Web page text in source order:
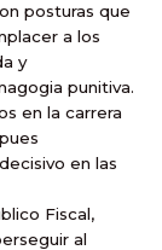
posturas que
a los
y
punitiva.
en la carrera
en las
Fiscal,
al